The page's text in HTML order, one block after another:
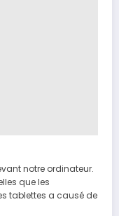
notre ordinateur.
que les
tablettes a causé de